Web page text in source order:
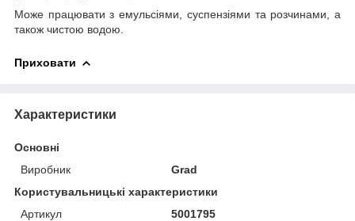
Може працювати з емульсіями, суспензіями та розчинами, а
також чистою водою.
Приховати
Характеристики
Основні
Виробник
Grad
Користувальницькі характеристики
Артикул
5001795